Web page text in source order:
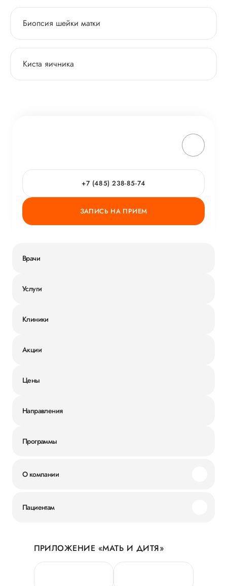
Биопсия шейки матки
Киста яичника
+7 (485) 238-85-74
ЗАПИСЬ НА ПРИЕМ
Врачи
Услуги
Клиники
Акции
Цены
Направления
Программы
О компании
Новости
Руководство
Пациентам
Личный кабинет
Персональные данные
ПРИЛОЖЕНИЕ «МАТЬ И ДИТЯ»